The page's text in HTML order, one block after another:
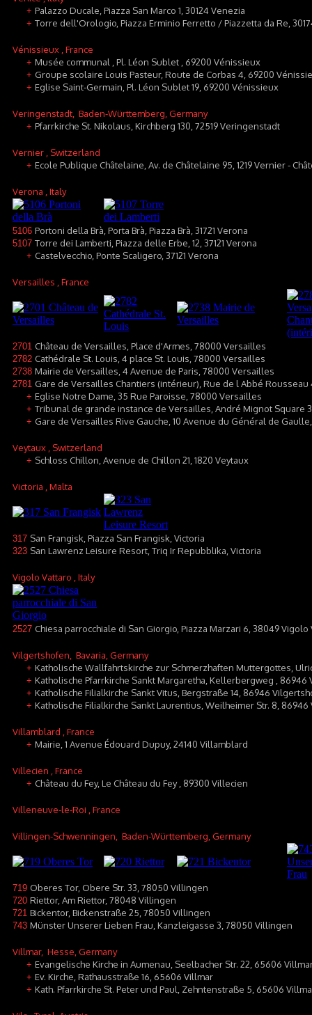
+ Palazzo Ducale, Piazza San Marco 1, 30124 Venezia
+ Torre dell'Orologio, Piazza Erminio Ferretto / Piazzetta da Re,
Vénissieux , France
+ Musée communal , Pl. Léon Sublet , 69200 Vénissieux
+ Groupe scolaire Louis Pasteur, Route de Corbas 4, 69200
+ Eglise Saint-Germain, Pl. Léon Sublet 19, 69200 Vénissieux
Veringenstadt , Baden-Württemberg, Germany
+ Pfarrkirche St. Nikolaus, Kirchberg 130, 72519 Veringenstadt
Vernier , Switzerland
+ Ecole Publique Châtelaine, Av. de Châtelaine 95, 1219 Vernier -
Verona , Italy
5106 Portoni della Brà, Porta Brà, Piazza Brà, 31721 Verona
5107 Torre dei Lamberti, Piazza delle Erbe, 12, 37121 Verona
+ Castelvecchio, Ponte Scaligero, 37121 Verona
Versailles , France
2701 Château de Versailles, Place d'Armes, 78000 Versailles
2782 Cathédrale St. Louis, 4 place St. Louis, 78000 Versailles
2738 Mairie de Versailles, 4 Avenue de Paris, 78000 Versailles
2781 Gare de Versailles Chantiers (intérieur), Rue de l Abbé
+ Eglise Notre Dame, 35 Rue Paroisse, 78000 Versailles
+ Tribunal de grande instance de Versailles, André Mignot Square
+ Gare de Versailles Rive Gauche, 10 Avenue du Général de
Veytaux , Switzerland
+ Schloss Chillon, Avenue de Chillon 21, 1820 Veytaux
Victoria , Malta
317 San Frangisk, Piazza San Frangisk, Victoria
323 San Lawrenz Leisure Resort, Triq Ir Repubblika, Victoria
Vigolo Vattaro , Italy
2527 Chiesa parrocchiale di San Giorgio, Piazza Marzari 6, 38049 Vigolo
Vilgertshofen , Bavaria, Germany
+ Katholische Wallfahrtskirche zur Schmerzhaften Muttergottes,
+ Katholische Pfarrkirche Sankt Margaretha, Kellerbergweg , 86946
+ Katholische Filialkirche Sankt Vitus, Bergstraße 14, 86946
+ Katholische Filialkirche Sankt Laurentius, Weilheimer Str. 8,
Villamblard , France
+ Mairie, 1 Avenue Édouard Dupuy, 24140 Villamblard
Villecien , France
+ Château du Fey, Le Château du Fey , 89300 Villecien
Villeneuve-le-Roi , France
Villingen-Schwenningen , Baden-Württemberg, Germany
719 Oberes Tor, Obere Str. 33, 78050 Villingen
720 Riettor, Am Riettor, 78048 Villingen
721 Bickentor, Bickenstraße 25, 78050 Villingen
743 Münster Unserer Lieben Frau, Kanzleigasse 3, 78050 Villingen
Villmar, Hesse, Germany
+ Evangelische Kirche in Aumenau, Seelbacher Str. 22, 65606
+ Ev. Kirche, Rathausstraße 16, 65606 Villmar
+ Kath. Pfarrkirche St. Peter und Paul, Zehntenstraße 5, 65606